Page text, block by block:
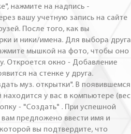
нажмите на надпись -
вашу учетную запись на сайте
После того, как вы
и ники/имена. Для выбора друга
мышкой на фото, чтобы оно
Откроется окно - Добавление
на стенке у друга.
муз. открытки". В появившемся
у вас в компьютере (вес
- "Создать" . При успешной
предложено ввести имя и
вы подтвердите, что